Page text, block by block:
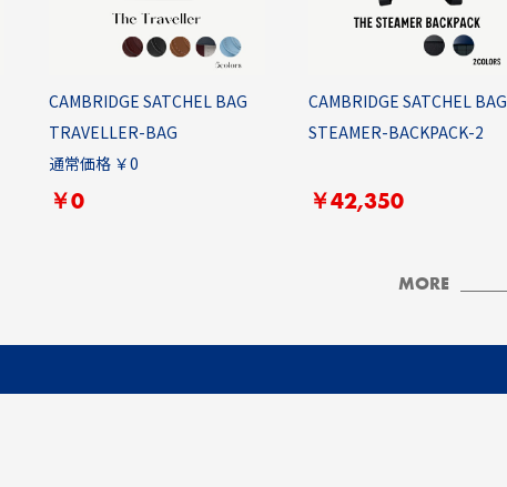
CAMBRIDGE SATCHEL BAG
TRAVELLER-BAG
通常価格 ￥0
￥0
CAMBRIDGE SATCHEL BAG
STEAMER-BACKPACK-2
￥42,350
MORE